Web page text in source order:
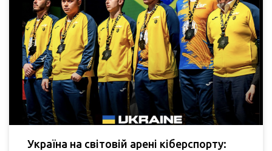
Україна на світовій арені кіберспорту: